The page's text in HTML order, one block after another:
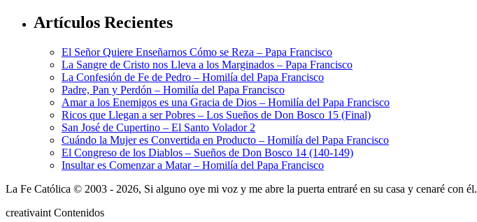
Artículos Recientes
El Señor Quiere Enseñarnos Cómo se Reza – Papa Francisco
La Sangre de Cristo nos Lleva a los Marginados – Papa Francisco
La Confesión de Fe de Pedro – Homilía del Papa Francisco
Padre, Pan y Perdón – Homilía del Papa Francisco
Amar a los Enemigos es una Gracia de Dios – Homilía del Papa Francisco
Ricos que Llegan a ser Pobres – Los Sueños de Don Bosco 15 (Final)
San José de Cupertino – El Santo Volador 2
Cuándo la Mujer es Convertida en Producto – Homilía del Papa Francisco
El Congreso de los Diablos – Sueños de Don Bosco 14 (140-149)
Insultar es Comenzar a Matar – Homilía del Papa Francisco
La Fe Católica © 2003 - 2026, Si alguno oye mi voz y me abre la puerta entraré en su casa y cenaré con él.
creativaint Contenidos